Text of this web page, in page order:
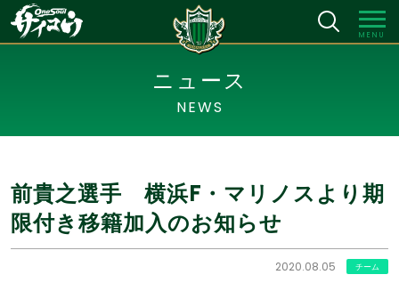
MENU
ニュース
NEWS
前貴之選手 横浜F・マリノスより期
限付き移籍加入のお知らせ
2020.08.05 チーム